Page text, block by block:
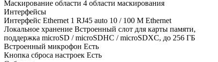
Маскирование области 4 области маскирования
Интерфейсы
Интерфейс Ethernet 1 RJ45 auto 10 / 100 М Ethernet
Локальное хранение Встроенный слот для карты памяти,
поддержка microSD / microSDHC / microSDXC, до 256 ГБ
Встроенный микрофон Есть
Кнопка сброса настроек Есть